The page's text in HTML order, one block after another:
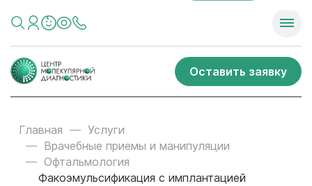
Оставить заявку
Главная
Услуги
Врачебные приемы и манипуляции
Офтальмология
Факоэмульсификация с имплантацией